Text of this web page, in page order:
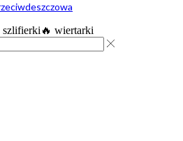
szlifierki 🔥 wiertarki